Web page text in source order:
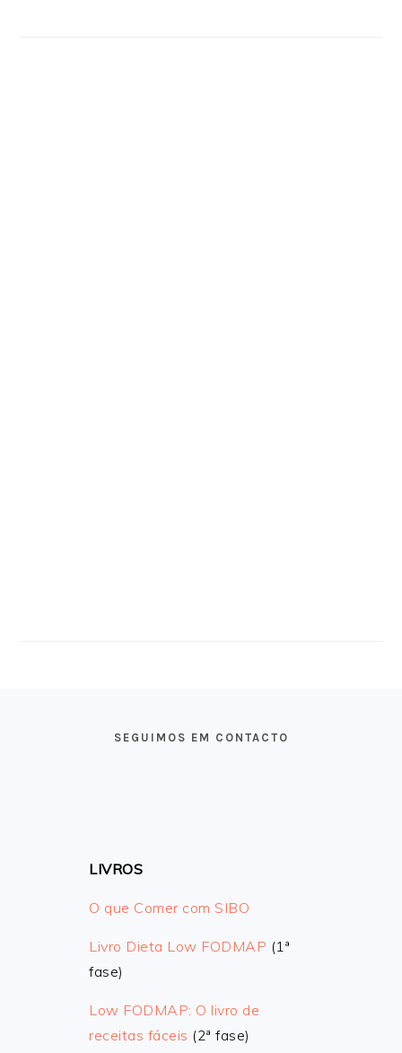
SEGUIMOS EM CONTACTO
LIVROS
O que Comer com SIBO
Livro Dieta Low FODMAP (1ª
fase)
Low FODMAP: O livro de
receitas fáceis (2ª fase)